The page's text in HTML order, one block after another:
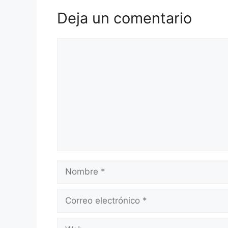
Deja un comentario
Nombre
Correo
Web